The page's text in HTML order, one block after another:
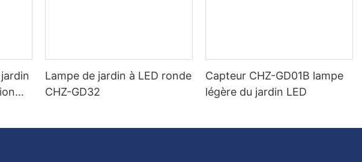
Lampe de jardin à LED ronde
CHZ-GD32
Capteur CHZ-GD01B lampe
légère du jardin LED